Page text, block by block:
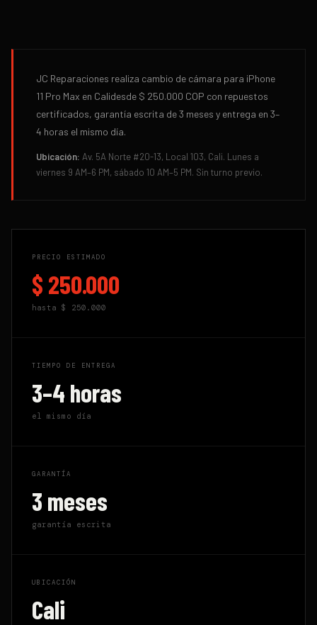
JC Reparaciones realiza cambio de cámara para iPhone
11 Pro Max en Calidesde $ 250.000 COP con repuestos
certificados, garantía escrita de3 meses y entrega en 3–
4 horas el mismo día.
Ubicación: Av. 5A Norte #20-13, Local 103, Cali. Lunes a
viernes 9 AM–6 PM, sábado 10 AM–5 PM. Sin turno previo.
PRECIO ESTIMADO
$ 250.000
hasta $ 250.000
TIEMPO DE ENTREGA
3–4 horas
el mismo día
GARANTÍA
3 meses
garantía escrita
UBICACIÓN
Cali